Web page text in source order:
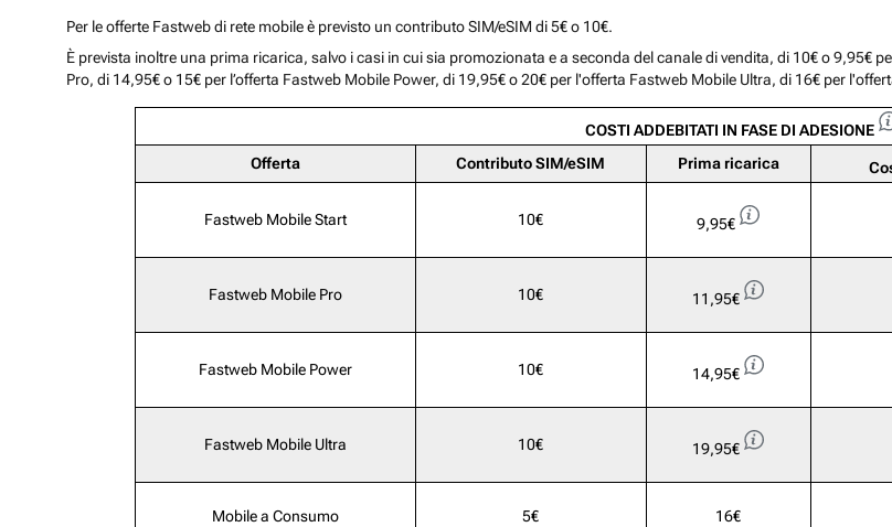
Per le offerte Fastweb di rete mobile è previsto un contributo SIM/eSIM di 5€ o 10€.
È prevista inoltre una prima ricarica, salvo i casi in cui sia promozionata e a seconda del canale di vendita, di 10€ o 9,95€
Pro, di 14,95€ o 15€ per l’offerta Fastweb Mobile Power, di 19,95€ o 20€ per l'offerta Fastweb Mobile Ultra, di 16€ per
COSTI ADDEBITATI IN FASE DI ADESIONE
Offerta
Contributo SIM/eSIM Prima ricarica
Fastweb Mobile Start 10€ 9,95€
Fastweb Mobile Pro 10€ 11,95€
Fastweb Mobile Power 10€ 14,95€
Fastweb Mobile Ultra 10€ 19,95€
Mobile a Consumo 5€ 16€